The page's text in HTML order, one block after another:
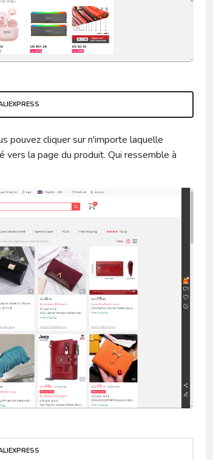
pouvez cliquer sur n'importe laquelle
la page du produit. Qui ressemble à